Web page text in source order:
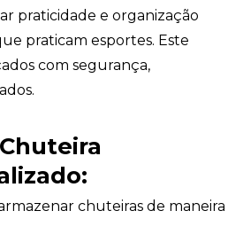
praticidade e organização
praticam esportes. Este
com segurança,
:
chuteiras de maneira